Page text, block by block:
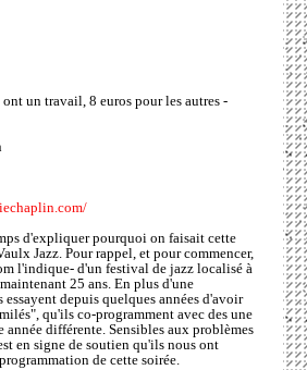
un travail, 8 euros pour les autres -
d'expliquer pourquoi on faisait cette
Jazz. Pour rappel, et pour commencer,
l'indique- d'un festival de jazz localisé à
25 ans. En plus d'une
depuis quelques années d'avoir
qu'ils co-programment avec des une
année différente. Sensibles aux problèmes
en signe de soutien qu'ils nous ont
de cette soirée.